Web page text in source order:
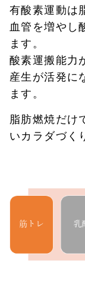
有酸素運動は
血管を増やし
ます。
酸素運搬能力
産生が活発に
ます。
脂肪燃焼だけ
いカラダづく